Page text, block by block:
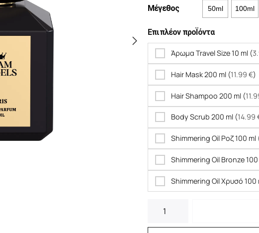
Μέγεθος 50ml 100ml
Επιπλέον προΪόντα
Άρωμα Travel Size 10 ml (
Hair Mask 200 ml (11.99 €)
Hair Shampoo 200 ml (
Body Scrub 200 ml (14.99
Shimmering Oil Ροζ 100 ml
Shimmering Oil Bronze
Shimmering Oil Χρυσό 100